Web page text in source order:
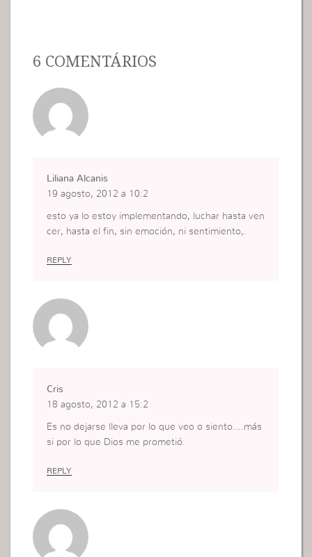
6 COMENTÁRIOS
Liliana Alcanis
19 agosto, 2012 a 10:2
esto ya lo estoy implementando, luchar hasta ven
cer, hasta el fin, sin emoción, ni sentimiento,.
REPLY
Cris
18 agosto, 2012 a 15:2
Es no dejarse lleva por lo que veo o siento….más
si por lo que Dios me prometió.
REPLY